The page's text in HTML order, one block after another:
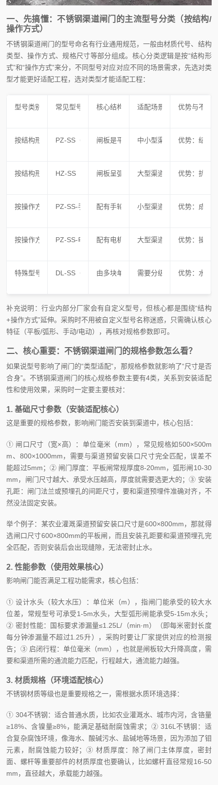
一、先搞懂：不锈钢渠道闸门的主流型号分类（按结构/
操作方式）
不锈钢渠道闸门的型号命名有行业通用规范，一般由材质代号、结构
类型、操作方式、规格尺寸等部分组成。核心分类逻辑是按“结构形
式”和“操作方式”来分，不同型号对应对应不同的场景需求，先选对类
型才能更好适配工程，选对类型才能适配工程：
型号类别（按核心特征）
常见型号标识核心结构特点适配场景 优势与不足
按结构形式：平板式PZ-SS（PZ=平板闸，SS=不锈钢）
闸板是平板样式，通过螺杆带动升降，
中小型渠道、灌溉系统、
优势：结构
按结构形式：弧形HZ-SS（HZ=弧形闸，SS=不锈钢）
闸板呈弧形，受力更均匀，通过铰轴传
大型渠道、排水干渠、水
优势：抗水
按操作方式：手动PZ-SS-手动/HZ-SS-手动配有手轮和螺杆传动结构，靠人工转动
小型渠道、操作频率低、
优势：成本
按操作方式：电动PZ-SS-电动/HZ-SS-电动配有电机、减速箱和控制系统，可维持
大型渠道、操作频率高、
优势：操作
特殊型号：叠梁式DL-SS（DL=叠梁闸，SS=不锈钢）
由多块单独闸板叠加而成，能根据需求
需要分级调节水位的渠道
优势：水位
补充说明：行业内部分厂家会有自定义型号，但核心都是围绕“结构
+操作方式”延伸。采购时不用被自定义型号名称迷惑，只需确认核心
特征（平板/弧形、手动/电动），再核对规格参数即可。
二、核心重要：不锈钢渠道闸门的规格参数怎么看？
如果说型号影响了闸门的“类型适配”，那规格参数就影响了“尺寸是否
合身”。不锈钢渠道闸门的核心规格参数主要有4类，关系到安装适配
性和使用效果，采购时一定要主要核对：
1. 基础尺寸参数（安装适配核心）
这是重要的规格参数，影响闸门能否安装到渠道中，核心包括：
① 闸口尺寸（宽×高）：单位毫米（mm），常见规格如500×500m
m、800×1000mm，需要与渠道预留安装口尺寸完全匹配，误差不
能超过5mm；② 闸门厚度：平板闸常规厚度8-20mm，弧形闸10-30
mm，闸门尺寸越大、承受水压越高，厚度就需要选更大的；③ 安装
孔距：闸门法兰或预埋孔的间距尺寸，要和渠道预埋件准确对齐，不
然没法固定安装。
举个例子：某农业灌溉渠道预留安装口尺寸是600×800mm，那就得
选闸口尺寸600×800mm的平板闸，而且安装孔距要和渠道预埋孔完
全匹配，否则安装后会出现缝隙，无法密封止水。
2. 性能参数（使用效果核心）
影响闸门能否满足工程功能需求，核心包括：
① 设计水头（较大水压）：单位米（m），指闸门能承受的较大水
位差，常规型号可承受1-5m水头，大型弧形闸能承受5-15m水头；
② 密封性能：国标要求渗漏量≤1.25L/（min·m）（即每米密封长度
每分钟渗漏量不超过1.25升），采购时要让厂家提供对应的检测报
告；③ 启闭行程：单位毫米（mm），也就是闸板较大升降高度，需
要和渠道所需的通流能力匹配，行程越大，通流能力越强。
3. 材质规格（环境适配核心）
不锈钢材质等级也是重要规格之一，需根据水质环境选择：
① 304不锈钢：适合普通水质，比如农业灌溉水、城市内河，含铬量
≥18%、含镍量≥8%，能满足基础耐腐蚀需求；② 316L不锈钢：适
合复杂腐蚀环境，像海水、酸碱污水、盐碱地等场景，因为添加了钼
元素，耐腐蚀能力较好；③ 材质厚度：除了闸门主体厚度，密封
面、螺杆等重要部件的材质厚度也要确认，比如螺杆直径常规16-50
mm，直径越大，承载能力越强。